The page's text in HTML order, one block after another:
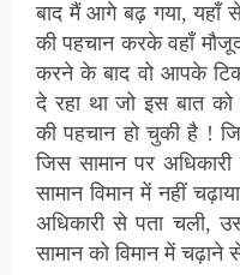
बाद मैं आगे बढ़ गया, यहाँ
की पहचान करके वहाँ
करने के बाद वो आपके
दे रहा था जो इस बात को
की पहचान हो चुकी है !
जिस सामान पर अधिकारी
सामान विमान में नहीं
अधिकारी से पता चली,
सामान को विमान में चढ़ाने